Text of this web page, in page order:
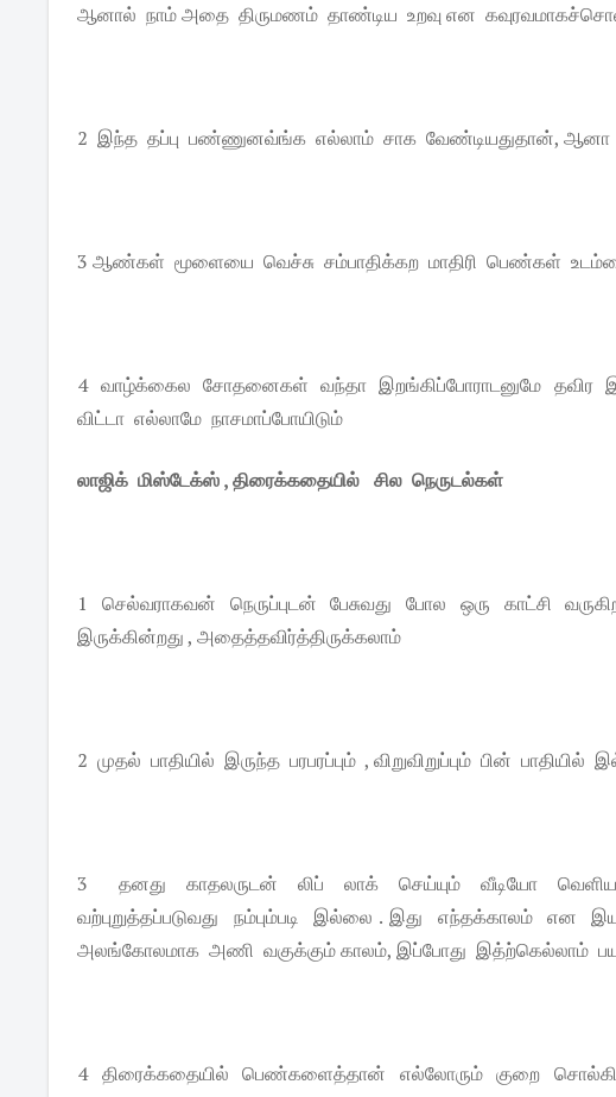
ஆனால் நாம் அதை திருமணம் தாண்டிய உறவு என
2 இந்த தப்பு பண்ணுனவ்ங்க எல்லாம் சாக வேண்டியதுதான், ஆனா
3 ஆண்கள் மூளையை வெச்சு சம்பாதிக்கற மாதிரி பெண்கள்
4 வாழ்க்கைல சோதனைகள் வந்தா இறங்கிப்போராடனுமே தவிர
விட்டா எல்லாமே நாசமாப்போயிடும்
லாஜிக் மிஸ்டேக்ஸ் , திரைக்கதையில் சில நெருடல்கள்
1 செல்வராகவன் நெருப்புடன் பேசுவது போல ஒரு காட்சி
இருக்கின்றது , அதைத்தவிர்த்திருக்கலாம்
2 முதல் பாதியில் இருந்த பரபரப்பும் , விறுவிறுப்பும் பின் பாதியில்
3 தனது காதலருடன் லிப் லாக் செய்யும் வீடியோ
வற்புறுத்தப்படுவது நம்பும்படி இல்லை . இது எந்தக்காலம் என
அலங்கோலமாக அணி வகுக்கும் காலம், இப்போது இத்ற்கெல்லாம்
4 திரைக்கதையில் பெண்களைத்தான் எல்லோரும் குறை